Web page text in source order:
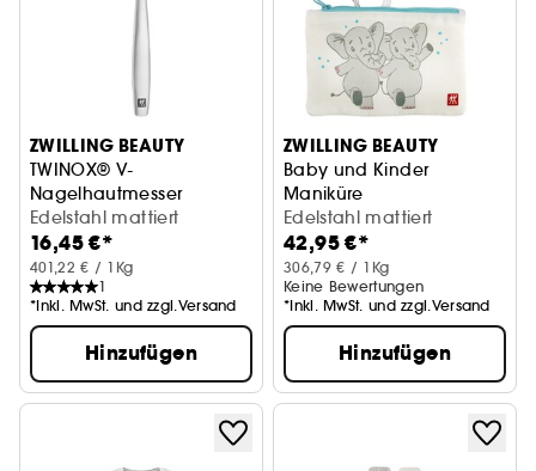
ZWILLING BEAUTY
TWINOX® V-
Nagelhautmesser
Edelstahl mattiert
16,45 €*
401,22 € / 1Kg
1
*Inkl. MwSt. und zzgl.Versand
Hinzufügen
ZWILLING BEAUTY
Baby und Kinder
Maniküre
Set 3tlg. mit Nagelschere
Edelstahl mattiert
42,95 €*
306,79 € / 1Kg
Keine Bewertungen
*Inkl. MwSt. und zzgl.Versand
Hinzufügen